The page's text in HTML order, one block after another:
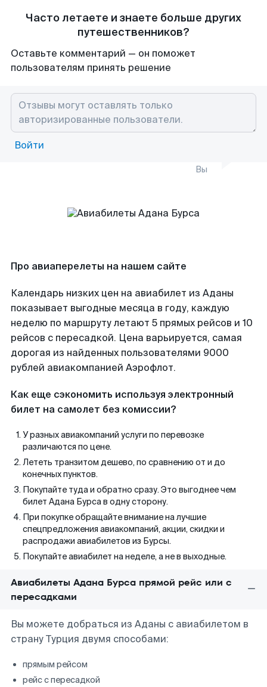
Часто летаете и знаете больше других
путешественников?
Оставьте комментарий — он поможет
пользователям принять решение
Войти
Вы
Про авиаперелеты на нашем сайте
Календарь низких цен на авиабилет из Аданы
показывает выгодные месяца в году, каждую
неделю по маршруту летают 5 прямых рейсов и 10
рейсов с пересадкой. Цена варьируется, самая
дорогая из найденных пользователями 9000
рублей авиакомпанией Аэрофлот.
Как еще сэкономить используя электронный
билет на самолет без комиссии?
У разных авиакомпаний услуги по перевозке
различаются по цене.
Лететь транзитом дешево, по сравнению от и до
конечных пунктов.
Покупайте туда и обратно сразу. Это выгоднее чем
билет Адана Бурса в одну сторону.
При покупке обращайте внимание на лучшие
спецпредложения авиакомпаний, акции, скидки и
распродажи авиабилетов из Бурсы.
Покупайте авиабилет на неделе, а не в выходные.
Авиабилеты Адана Бурса прямой рейс или с
пересадками
Вы можете добраться из Аданы с авиабилетом в
страну Турция двумя способами:
прямым рейсом
рейс с пересадкой